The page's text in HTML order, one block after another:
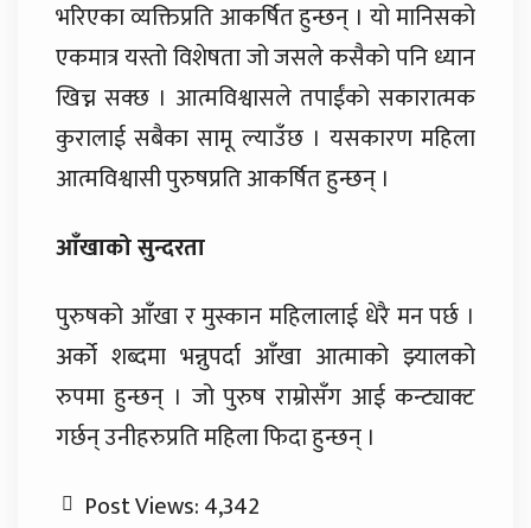
भरिएका व्यक्तिप्रति आकर्षित हुन्छन् । यो मानिसको
एकमात्र यस्तो विशेषता जो जसले कसैको पनि ध्यान
खिच्न सक्छ । आत्मविश्वासले तपाईंको सकारात्मक
कुरालाई सबैका सामू ल्याउँछ । यसकारण महिला
आत्मविश्वासी पुरुषप्रति आकर्षित हुन्छन् ।
आँखाको सुन्दरता
पुरुषको आँखा र मुस्कान महिलालाई धेरै मन पर्छ ।
अर्को शब्दमा भन्नुपर्दा आँखा आत्माको झ्यालको
रुपमा हुन्छन् । जो पुरुष राम्रोसँग आई कन्ट्याक्ट
गर्छन् उनीहरुप्रति महिला फिदा हुन्छन् ।
Post Views:4,342